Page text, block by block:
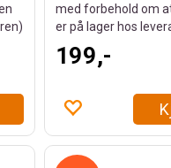
med forbehold om
er på lager hos
199,-